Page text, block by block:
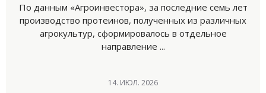
По данным «Агроинвестора», за последние семь лет
производство протеинов, полученных из различных
агрокультур, сформировалось в отдельное
направление ...
14. ИЮЛ. 2026